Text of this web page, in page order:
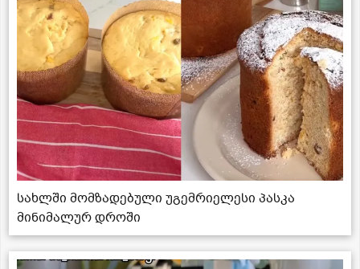
სახლში მომზადებული უგემრიელესი პასკა
მინიმალურ დროში